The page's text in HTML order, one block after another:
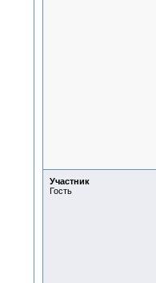
Участник
Гость